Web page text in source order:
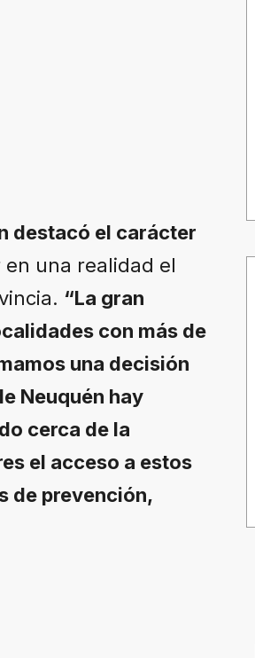
destacó el carácter
una realidad el
“La gran
con más de
una decisión
Neuquén hay
cerca de la
el acceso a estos
de prevención,